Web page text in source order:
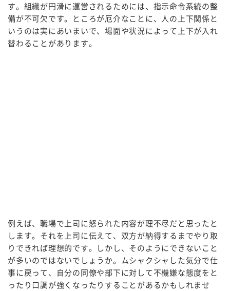
す。組織が円滑に運営されるためには、指示命令系統の整
備が不可欠です。ところが厄介なことに、人の上下関係と
いうのは実にあいまいで、場面や状況によって上下が入れ
替わることがあります。
例えば、職場で上司に怒られた内容が理不尽だと思ったと
します。それを上司に伝えて、双方が納得するまでやり取
りできれば理想的です。しかし、そのようにできないこと
が多いのではないでしょうか。ムシャクシャした気分で仕
事に戻って、自分の同僚や部下に対して不機嫌な態度をと
ったり口調が強くなったりすることがあるかもしれませ